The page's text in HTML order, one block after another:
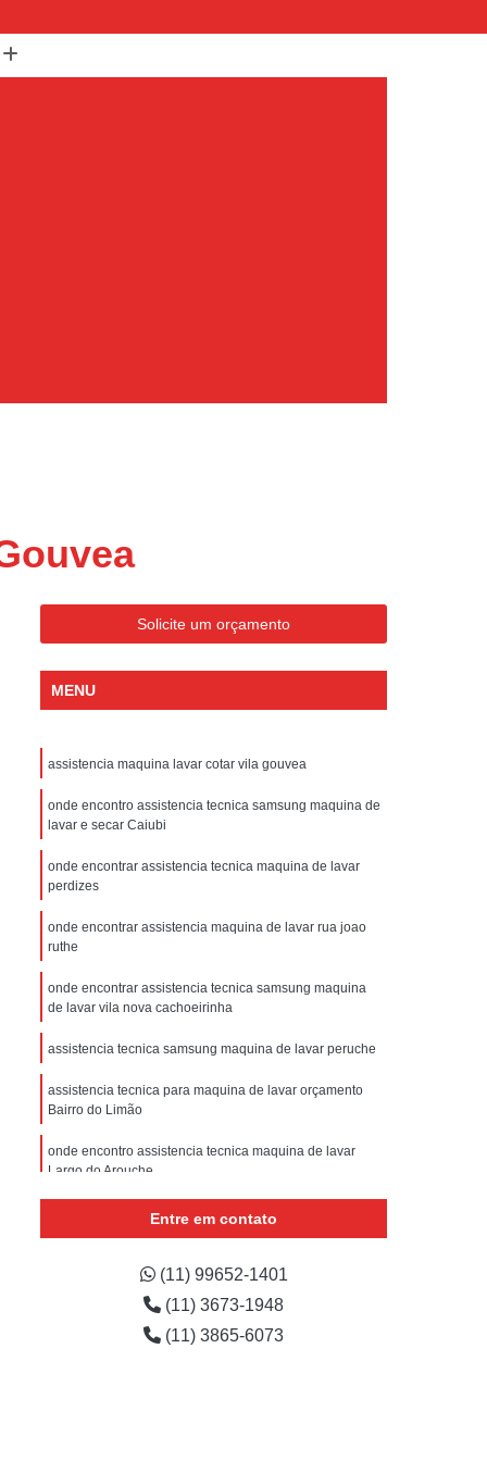
Condicionado Portatil
Portatil Philco
Ar Condicionado Portatil
Condicionado Portatil Philco
Condicionado Portatil
Assistencia Tecnica Electrolux Geladeira
Tecnica Geladeira Electrolux
Electrolux Assistencia Tecnica Geladeira
Geladeira Assistencia Tecnica
Assistencia Tecnica Electrolux Refrigerador
Tecnica Refrigerador com Defeito
com Problema
Assistencia Tecnica Refrigerador Não Liga
Electrolux Assistencia Tecnica
Assistencia Tecnica para Secadora
Lavadora e Secadora
Assistencia Tecnica Secadora
Assistencia Tecnica Secadora de Roupa
Assistencia Tecnica Secadora Samsung
Solicite um orçamento
MENU
assistencia maquina lavar cotar vila gouvea
onde encontro assistencia tecnica samsung maquina de
lavar e secar Caiubi
onde encontrar assistencia tecnica maquina de lavar
perdizes
onde encontrar assistencia maquina de lavar rua joao
ruthe
onde encontrar assistencia tecnica samsung maquina
de lavar vila nova cachoeirinha
assistencia tecnica samsung maquina de lavar peruche
assistencia tecnica para maquina de lavar orçamento
Bairro do Limão
onde encontro assistencia tecnica maquina de lavar
Largo do Arouche
maquina de lavar assistencia cotar Cachoeirinha
Entre em contato
(11) 99652-1401
(11) 3673-1948
(11) 3865-6073